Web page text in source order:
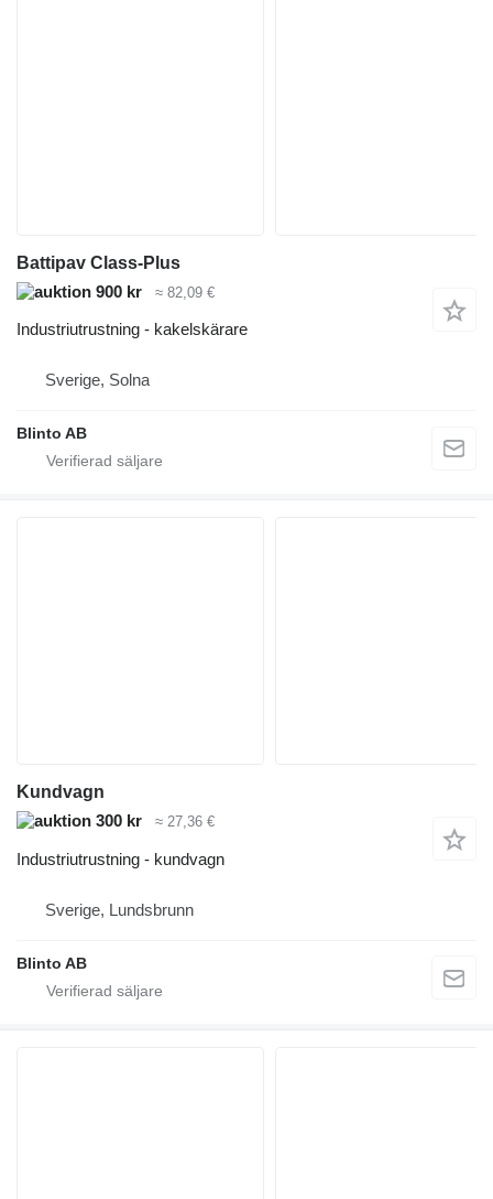
Battipav Class-Plus
900 kr
≈ 82,09 €
Industriutrustning - kakelskärare
Sverige, Solna
Blinto AB
Kundvagn
300 kr
≈ 27,36 €
Industriutrustning - kundvagn
Sverige, Lundsbrunn
Blinto AB